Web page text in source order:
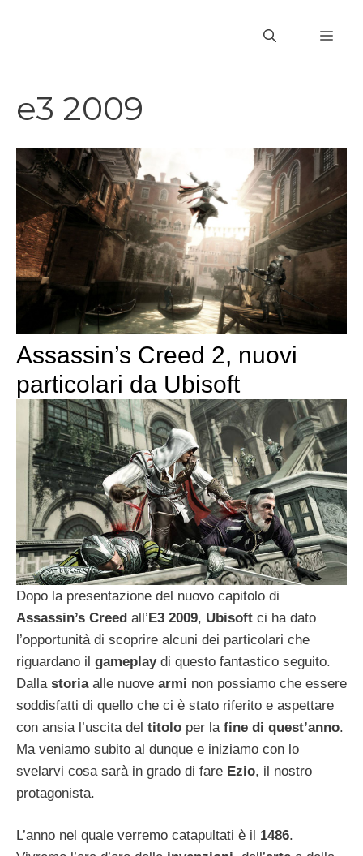
e3 2009
Assassin’s Creed 2, nuovi
particolari da Ubisoft
Dopo la presentazione del nuovo capitolo di
Assassin’s Creed all’E3 2009, Ubisoft ci ha dato
l’opportunità di scoprire alcuni dei particolari che
riguardano il gameplaydi questo fantastico seguito.
Dalla storiaalle nuove armi non possiamo che essere
soddisfatti di quello che ci è stato riferito e aspettare
con ansia l’uscita del titolo per la fine di quest’anno.
Ma veniamo subito al dunque e iniziamo con lo
svelarvi cosa sarà in grado di fare Ezio, il nostro
protagonista.
L’anno nel quale verremo catapultati è il 1486.